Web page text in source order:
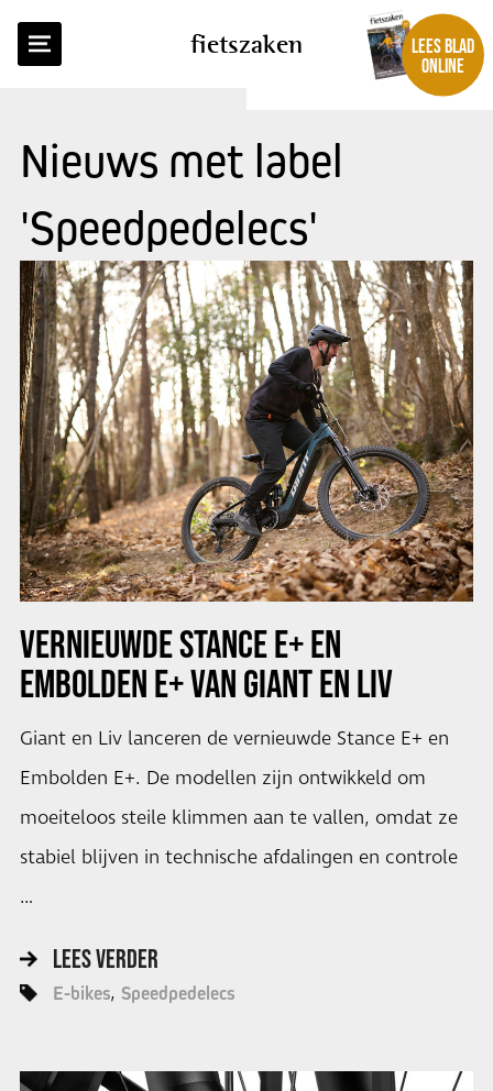
fietszaken
LEES BLAD
ONLINE
Nieuws met label
'Speedpedelecs'
VERNIEUWDE STANCE E+ EN
EMBOLDEN E+ VAN GIANT EN LIV
Giant en Liv lanceren de vernieuwde Stance E+ en
Embolden E+. De modellen zijn ontwikkeld om
moeiteloos steile klimmen aan te vallen, omdat ze
stabiel blijven in technische afdalingen en controle
…
LEES VERDER
E-bikes Speedpedelecs